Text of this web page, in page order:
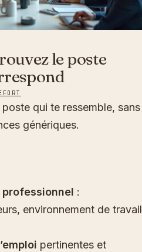
le poste
qui te ressemble, sans
génériques.
:
environnement de travail
pertinentes et